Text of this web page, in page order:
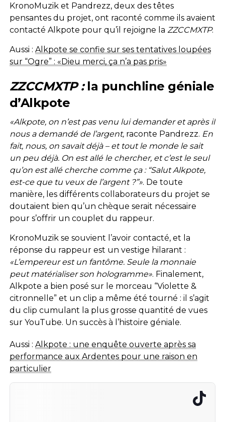
KronoMuzik et Pandrezz, deux des têtes
pensantes du projet, ont raconté comme ils avaient
contacté Alkpote pour qu’il rejoigne la ZZCCMXTP.
Aussi : Alkpote se confie sur ses tentatives loupées
sur “Ogre” : «Dieu merci, ça n’a pas pris»
ZZCCMXTP :la punchline géniale
d’Alkpote
«Alkpote, on n’est pas venu lui demander et après il
nous a demandé de l’argent,raconte Pandrezz. En
fait, nous, on savait déjà – et tout le monde le sait
un peu déjà. On est allé le chercher, et c’est le seul
qu’on est allé cherche comme ça : “Salut Alkpote,
est-ce que tu veux de l’argent ?”». De toute
manière, les différents collaborateurs du projet se
doutaient bien qu’un chèque serait nécessaire
pour s’offrir un couplet du rappeur.
KronoMuzik se souvient l’avoir contacté, et la
réponse du rappeur est un vestige hilarant :
«L’empereur est un fantôme. Seule la monnaie
peut matérialiser son hologramme». Finalement,
Alkpote a bien posé sur le morceau “Violette &
citronnelle” et un clip a même été tourné : il s’agit
du clip cumulant la plus grosse quantité de vues
sur YouTube. Un succès à l’histoire géniale.
Aussi : Alkpote : une enquête ouverte après sa
performance aux Ardentes pour une raison en
particulier